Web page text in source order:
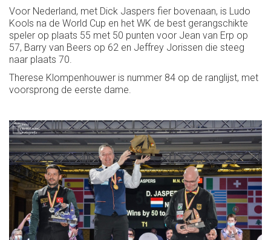
Voor Nederland, met Dick Jaspers fier bovenaan, is Ludo
Kools na de World Cup en het WK de best gerangschikte
speler op plaats 55 met 50 punten voor Jean van Erp op
57, Barry van Beers op 62 en Jeffrey Jorissen die steeg
naar plaats 70.
Therese Klompenhouwer is nummer 84 op de ranglijst, met
voorsprong de eerste dame.